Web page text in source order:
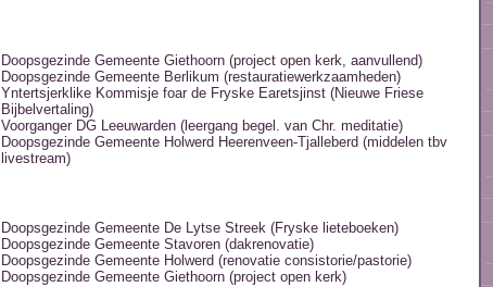
Doopsgezinde Gemeente Giethoorn (project open kerk, aanvullend)
Doopsgezinde Gemeente Berlikum (restauratiewerkzaamheden)
Yntertsjerklike Kommisje foar de Fryske Earetsjinst (Nieuwe Friese
Bijbelvertaling)
Voorganger DG Leeuwarden (leergang begel. van Chr. meditatie)
Doopsgezinde Gemeente Holwerd Heerenveen-Tjalleberd (middelen tbv
livestream)
Doopsgezinde Gemeente De Lytse Streek (Fryske lieteboeken)
Doopsgezinde Gemeente Stavoren (dakrenovatie)
Doopsgezinde Gemeente Holwerd (renovatie consistorie/pastorie)
Doopsgezinde Gemeente Giethoorn (project open kerk)